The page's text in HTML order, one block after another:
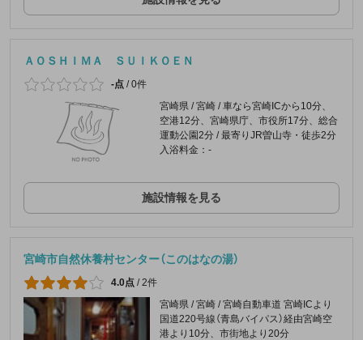
ＡＯＳＨＩＭＡ ＳＵＩＫＯＥＮ
-点 /0件
宮崎県 / 宮崎 / 車なら宮崎ICから10分、
空港12分、宮崎県庁、市役所17分、総合
運動公園2分 / 最寄りJR曽山寺・徒歩2分
入浴料金：-
施設情報を見る
宮崎市自然休養村センター（このはなの湯）
4.0点 /2件
宮崎県 / 宮崎 / 宮崎自動車道 宮崎ICより
国道220号線（青島バイパス）経由宮崎空
港より10分、市街地より20分